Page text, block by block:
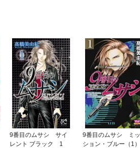
9番目のムサシ サイ
レント ブラック 1
9番目のムサシ ミッ
ション・ブルー（1）